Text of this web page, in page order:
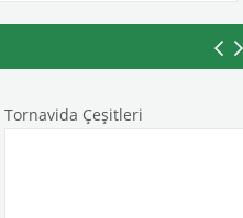
Çeşitleri